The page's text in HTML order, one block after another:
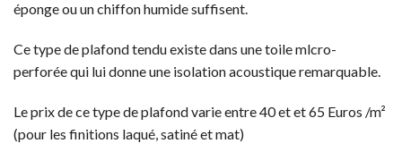
éponge ou un chiffon humide suffisent.
Ce type de plafond tendu existe dans une toile mlcro-
perforée qui lui donne une isolation acoustique remarquable.
Le prix de ce type de plafond varie entre 40 et et 65 Euros /m²
(pour les finitions laqué, satiné et mat)